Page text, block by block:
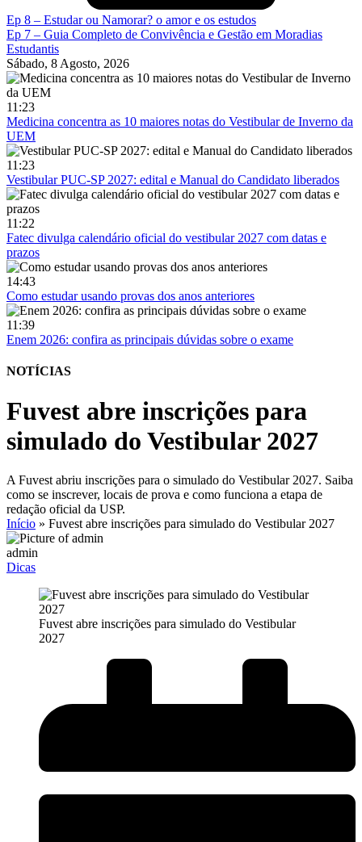
Ep 8 – Estudar ou Namorar? o amor e os estudos
Ep 7 – Guia Completo de Convivência e Gestão em Moradias
Estudantis
Sábado, 8 Agosto, 2026
11:23
Medicina concentra as 10 maiores notas do Vestibular de Inverno da
UEM
11:23
Vestibular PUC-SP 2027: edital e Manual do Candidato liberados
11:22
Fatec divulga calendário oficial do vestibular 2027 com datas e
prazos
14:43
Como estudar usando provas dos anos anteriores
11:39
Enem 2026: confira as principais dúvidas sobre o exame
NOTÍCIAS
Fuvest abre inscrições para
simulado do Vestibular 2027
A Fuvest abriu inscrições para o simulado do Vestibular 2027. Saiba
como se inscrever, locais de prova e como funciona a etapa de
redação oficial da USP.
Início » Fuvest abre inscrições para simulado do Vestibular 2027
admin
Dicas
Fuvest abre inscrições para simulado do Vestibular
2027